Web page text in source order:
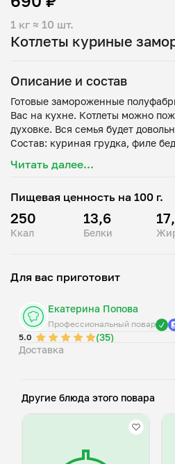
Котлеты куриные
1 кг ≈ 10 шт.
Описание и состав
Готовые замороженные
Вас на кухне. Котлеты можно
духовке. Вся семья будет
Состав: куриная грудка, филе
Читать далее...
Пищевая ценность на 100 г.
250
Ккал
13,6
Белки
Для вас приготовит
Екатерина Попова
Профессиональный повар
5.0
(35)
Доставка
Другие блюда этого повара